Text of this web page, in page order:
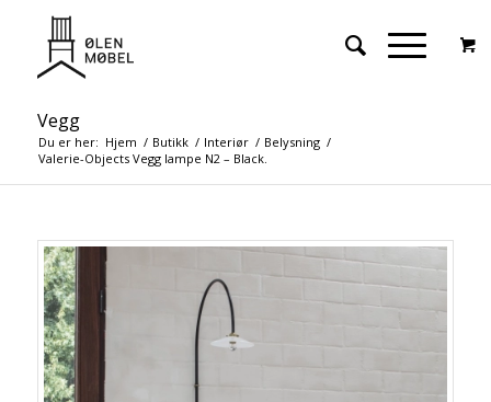
Vegg
Du er her: Hjem / Butikk / Interiør / Belysning /
Valerie-Objects Vegg lampe N2 – Black.